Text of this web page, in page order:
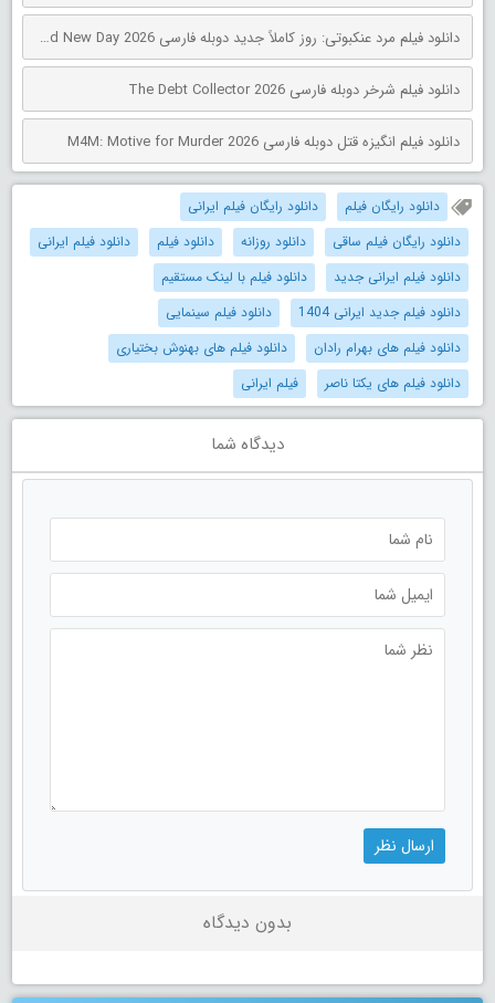
دانلود فیلم مرد عنکبوتی: روز کاملاً جدید دوبله فارسی Spider-Man: Brand New Day 2026
دانلود فیلم شرخر دوبله فارسی The Debt Collector 2026
دانلود فیلم انگیزه قتل دوبله فارسی M4M: Motive for Murder 2026
دانلود رایگان فیلم
دانلود رایگان فیلم ایرانی
دانلود رایگان فیلم ساقی
دانلود روزانه دانلود فیلم
دانلود فیلم ایرانی
دانلود فیلم ایرانی جدید
دانلود فیلم با لینک مستقیم
دانلود فیلم جدید ایرانی 1404
دانلود فیلم سینمایی
دانلود فیلم های بهرام رادان
دانلود فیلم های بهنوش بختیاری
دانلود فیلم های یکتا ناصر
فیلم ایرانی
دیدگاه شما
بدون دیدگاه